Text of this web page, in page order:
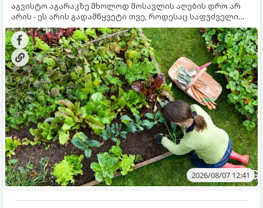
აგვისტო აგარაკზე მხოლოდ მოსავლის აღების დრო არ
არის - ეს არის გადამწყვეტი თვე, როდესაც საფუძველი
ეყრება მომავალი წლის მოსავალს და ბაღი მზადდება
შემოდგომა-ზამთრის სეზონისთვის. იმისათვის, რომ
ნიადაგმა ენერგია აღიდგინოს, ხოლო მცენარეებმა
ზამთარს გაუძლონ, აგვისტოს ბოლომდე 5
მნიშვნელოვანი საქმის გაკეთება უნდა მოასწროთ:
2026/08/07 12:41